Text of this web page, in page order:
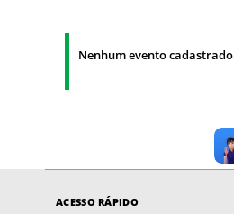
Nenhum evento
ACESSO RÁPIDO